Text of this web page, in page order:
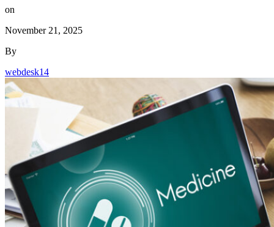
on
November 21, 2025
By
webdesk14